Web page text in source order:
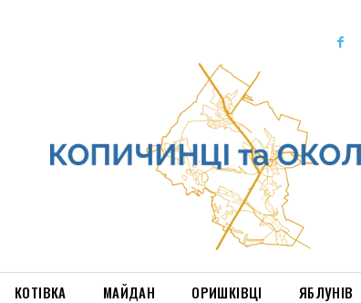
КОТІВКА МАЙДАН ОРИШКІВЦІ ЯБЛУНІВ